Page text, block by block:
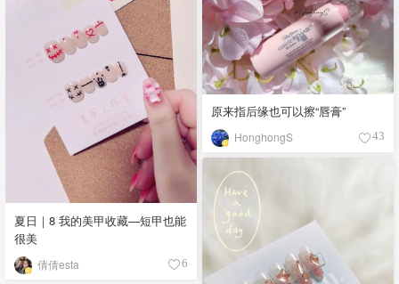
夏日｜8 我的美甲收藏—短甲也能
很美
倩倩esta 6
原来指后缘也可以擦“唇膏”
HonghongS 43